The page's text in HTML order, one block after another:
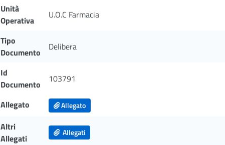
Unità
Operativa
U.O.C Farmacia
Tipo
Documento
Delibera
Id
Documento
103791
Allegato Allegato
Altri
Allegati
Allegati